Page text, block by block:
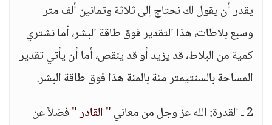
يقدر أن يقول لك نحتاج إلى ثلاثة وثمانين ألف متر
وسبع بلاطات، هذا التقدير فوق طاقة البشر، أما نشتري
كمية من البلاط، قد يزيد أو قد ينقص، أما أن يأتي تقدير
المساحة بالسنتيمتر مئة بالمئة هذا فوق طاقة البشر.
2 ـ القدرة: الله عز وجل من معاني
" القادر "فضلاً عن